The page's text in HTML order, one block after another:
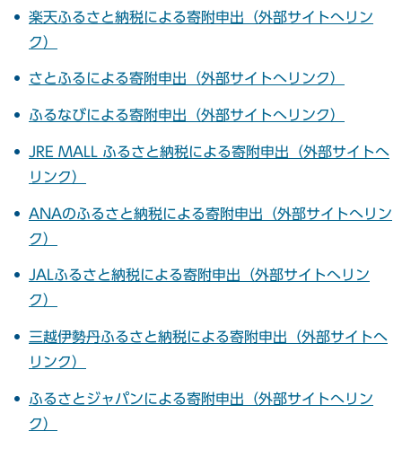
楽天ふるさと納税による寄附申出（外部サイトへリン
ク）
さとふるによる寄附申出（外部サイトへリンク）
ふるなびによる寄附申出（外部サイトへリンク）
JRE MALL ふるさと納税による寄附申出（外部サイトへ
リンク）
ANAのふるさと納税による寄附申出（外部サイトへリン
ク）
JALふるさと納税による寄附申出（外部サイトへリン
ク）
三越伊勢丹ふるさと納税による寄附申出（外部サイトへ
リンク）
ふるさとジャパンによる寄附申出（外部サイトへリン
ク）